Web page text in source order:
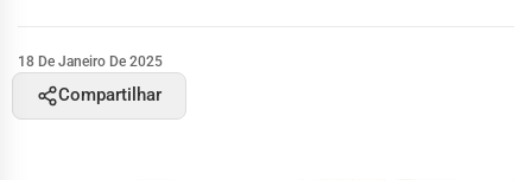
18 De Janeiro De 2025
Compartilhar